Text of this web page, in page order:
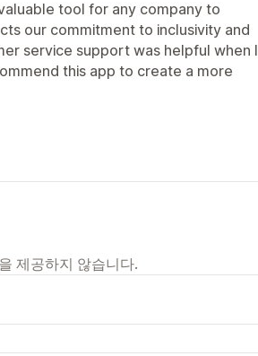
tool for any company to
our commitment to inclusivity and
service support was helpful when I
this app to create a more
제공하지 않습니다.